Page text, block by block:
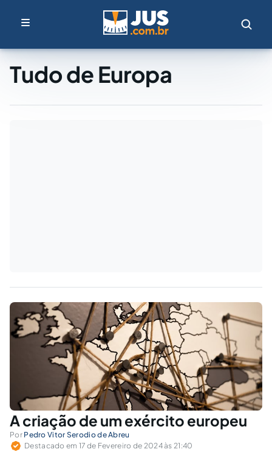
Tudo de Europa
A criação de um exército europeu
Por Pedro Vitor Serodio de Abreu
Destacado em 17 de Fevereiro de 2024 às 21:40